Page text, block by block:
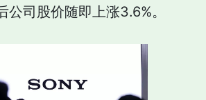
公司股价随即上涨3.6%。